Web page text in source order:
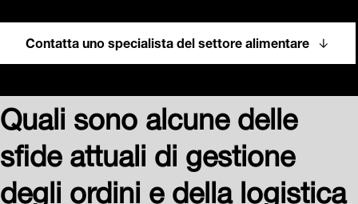
Contatta uno specialista del settore alimentare
Quali sono alcune delle
sfide attuali di gestione
degli ordini e della logistica